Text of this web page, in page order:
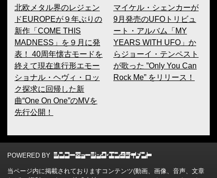
北欧メタル界のレジェン
ドEUROPEが９年ぶりの
新作「COME THIS
MADNESS」を９月に発
表！ 40周年懐古モードを
終えて現在進行形エモー
ショナル・ヘヴィ・ロッ
ク探求に回帰した新
曲“One On One”のMVを
先行公開！
マイケル・シェンカーが
9月発売のUFOトリビュ
ート・アルバム「MY
YEARS WITH UFO」か
らジョーイ・テンペスト
が歌った ”Only You Can
Rock Me” をリリース！
POWERED BY
当ページ内に掲載されておりますコンテンツ(動画、画像、音声、文章